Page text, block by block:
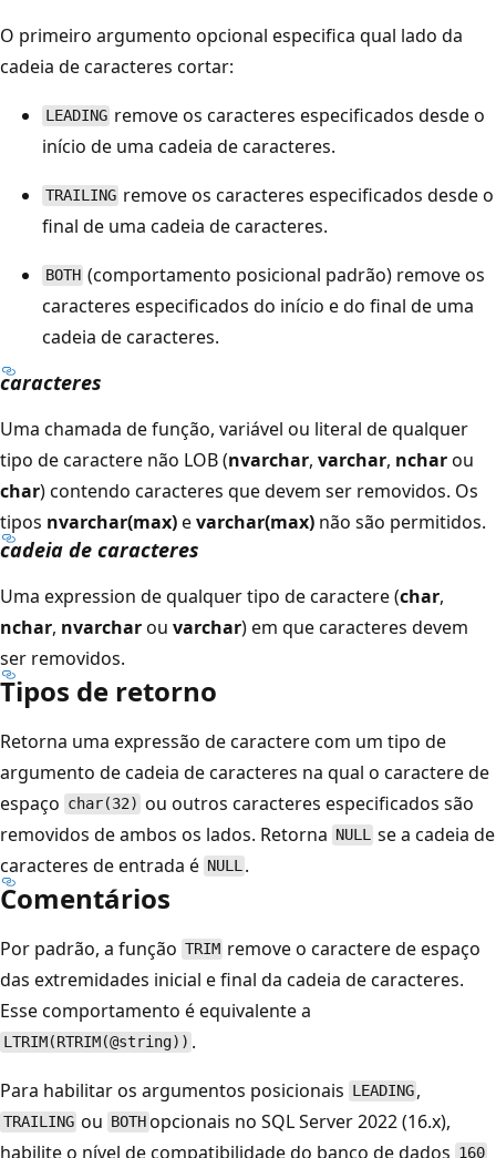
O primeiro argumento opcional especifica qual lado da
cadeia de caracteres cortar:
LEADING remove os caracteres especificados desde o
início de uma cadeia de caracteres.
TRAILING remove os caracteres especificados desde o
final de uma cadeia de caracteres.
BOTH (comportamento posicional padrão) remove os
caracteres especificados do início e do final de uma
cadeia de caracteres.
caracteres
Uma chamada de função, variável ou literal de qualquer
tipo de caractere não LOB (nvarchar, varchar, ncharou
char) contendo caracteres que devem ser removidos. Os
tipos nvarchar(max)evarchar(max) não são permitidos.
cadeia de caracteres
Uma expression de qualquer tipo de caractere (char,
nchar, nvarcharou varchar) em que caracteres devem
ser removidos.
Tipos de retorno
Retorna uma expressão de caractere com um tipo de
argumento de cadeia de caracteres na qual o caractere de
espaço char(32) ou outros caracteres especificados são
removidos de ambos os lados. Retorna NULL se a cadeia de
caracteres de entrada é NULL .
Comentários
Por padrão, a função TRIM remove o caractere de espaço
das extremidades inicial e final da cadeia de caracteres.
Esse comportamento é equivalente a
LTRIM(RTRIM(@string)) .
Para habilitar os argumentos posicionais LEADING ,
TRAILING ou BOTHopcionais no SQL Server 2022 (16.x),
habilite o nível de compatibilidade do banco de dados 160